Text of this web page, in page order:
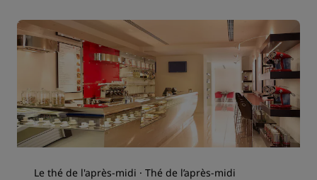
Le thé de l'après-midi · Thé de l’après-midi